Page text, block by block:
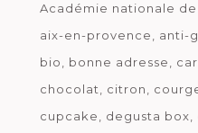
Académie nationale de
aix-en-provence
anti-
bio
bonne adresse
chocolat
citron
cupcake
degusta box